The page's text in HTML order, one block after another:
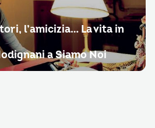
l’amicizia… La vita in
a Siamo Noi